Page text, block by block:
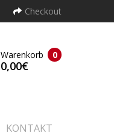
Checkout
0
Warenkorb
0,00€
KONTAKT